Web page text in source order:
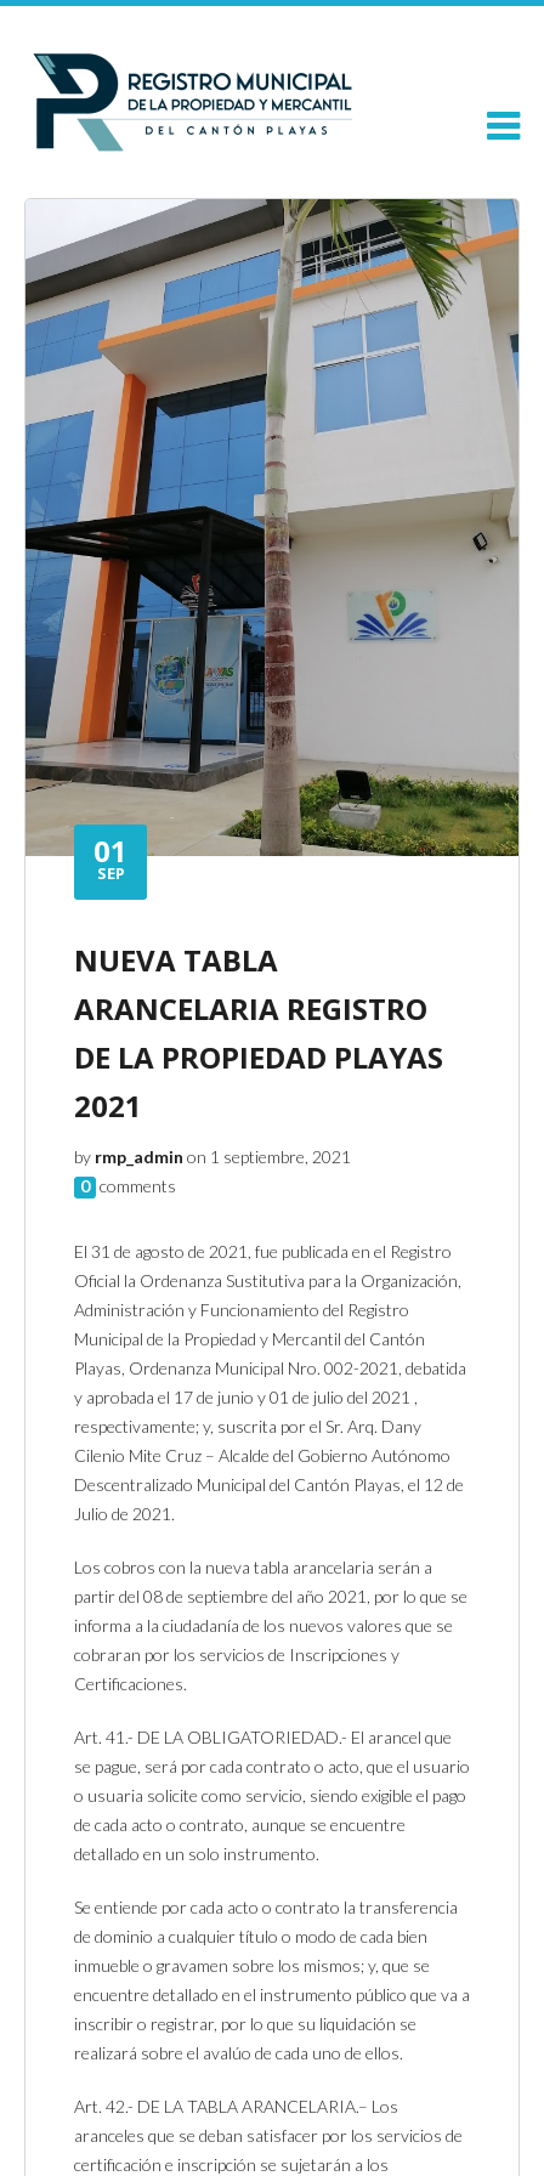
01
SEP
NUEVA TABLA
ARANCELARIA REGISTRO
DE LA PROPIEDAD PLAYAS
2021
by rmp_admin on 1 septiembre, 2021
0 comments
El 31 de agosto de 2021, fue publicada en el Registro
Oficial la Ordenanza Sustitutiva para la Organización,
Administración y Funcionamiento del Registro
Municipal de la Propiedad y Mercantil del Cantón
Playas, Ordenanza Municipal Nro. 002-2021, debatida
y aprobada el 17 de junio y 01 de julio del 2021 ,
respectivamente; y, suscrita por el Sr. Arq. Dany
Cilenio Mite Cruz – Alcalde del Gobierno Autónomo
Descentralizado Municipal del Cantón Playas, el 12 de
Julio de 2021.
Los cobros con la nueva tabla arancelaria serán a
partir del 08 de septiembre del año 2021, por lo que se
informa a la ciudadanía de los nuevos valores que se
cobraran por los servicios de Inscripciones y
Certificaciones.
Art. 41.- DE LA OBLIGATORIEDAD.- El arancel que
se pague, será por cada contrato o acto, que el usuario
o usuaria solicite como servicio, siendo exigible el pago
de cada acto o contrato, aunque se encuentre
detallado en un solo instrumento.
Se entiende por cada acto o contrato la transferencia
de dominio a cualquier título o modo de cada bien
inmueble o gravamen sobre los mismos; y, que se
encuentre detallado en el instrumento público que va a
inscribir o registrar, por lo que su liquidación se
realizará sobre el avalúo de cada uno de ellos.
Art. 42.- DE LA TABLA ARANCELARIA.– Los
aranceles que se deban satisfacer por los servicios de
certificación e inscripción se sujetarán a los